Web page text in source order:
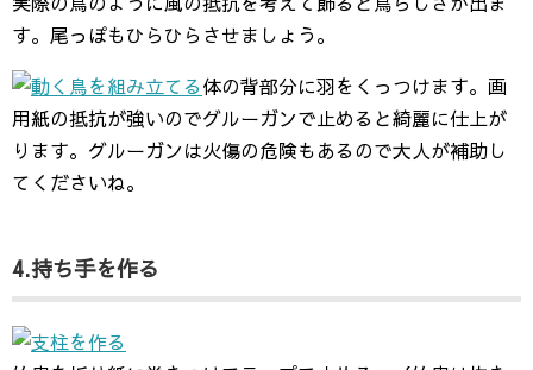
す。尾っぽもひらひらさせましょう。
体の背部分に羽をくっつけます。画
用紙の抵抗が強いのでグルーガンで止めると綺麗に仕上が
ります。グルーガンは火傷の危険もあるので大人が補助し
てくださいね。
4.持ち手を作る